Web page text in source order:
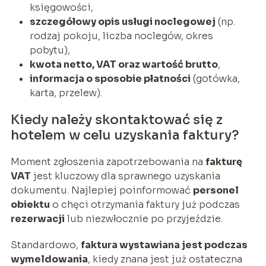
księgowości,
szczegółowy opis usługi noclegowej (np.
rodzaj pokoju, liczba noclegów, okres
pobytu),
kwota netto, VAT oraz wartość brutto,
informacja o sposobie płatności (gotówka,
karta, przelew).
Kiedy należy skontaktować się z
hotelem w celu uzyskania faktury?
Moment zgłoszenia zapotrzebowania na fakturę
VAT jest kluczowy dla sprawnego uzyskania
dokumentu. Najlepiej poinformować personel
obiektu o chęci otrzymania faktury już podczas
rezerwacji lub niezwłocznie po przyjeździe.
Standardowo, faktura wystawiana jest podczas
wymeldowania, kiedy znana jest już ostateczna